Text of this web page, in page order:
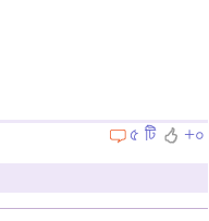
৫ টি
+০